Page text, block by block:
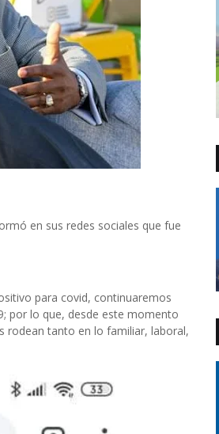
en sus redes sociales que fue
para covid, continuaremos
por lo que, desde este momento
rodean tanto en lo familiar, laboral,